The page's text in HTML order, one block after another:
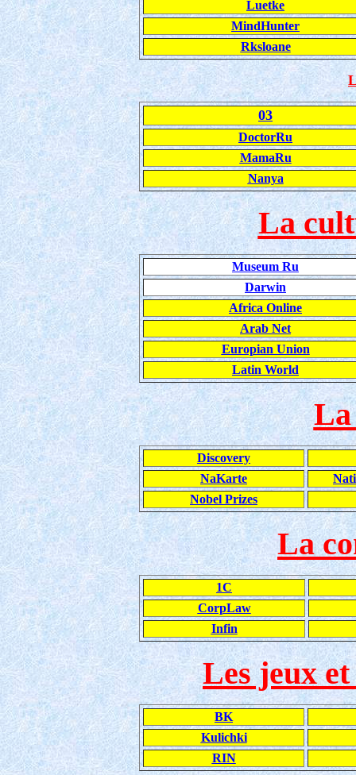
Luetke
MindHunter
Rksloane
03
DoctorRu
MamaRu
Nanya
La
Museum Ru
Darwin
Africa Online
Arab Net
Europian Union
Latin World
La
Discovery
NaKarte
Nobel Prizes
La
1C
CorpLaw
Infin
Les jeux
BK
Kulichki
RIN